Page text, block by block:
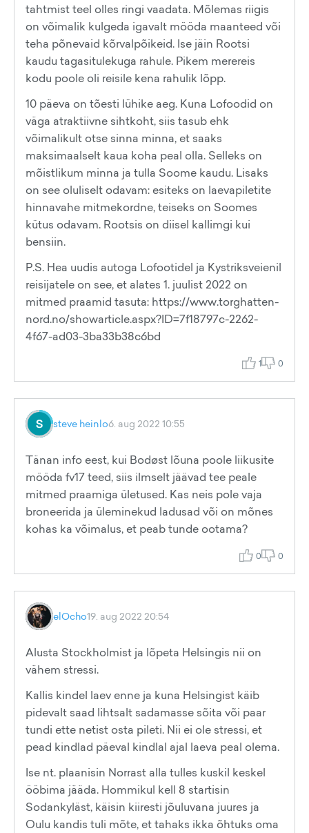
tahtmist teel olles ringi vaadata. Mõlemas riigis
on võimalik kulgeda igavalt mööda maanteed või
teha põnevaid kõrvalpõikeid. Ise jäin Rootsi
kaudu tagasitulekuga rahule. Pikem merereis
kodu poole oli reisile kena rahulik lõpp.
10 päeva on tõesti lühike aeg. Kuna Lofoodid on
väga atraktiivne sihtkoht, siis tasub ehk
võimalikult otse sinna minna, et saaks
maksimaalselt kaua koha peal olla. Selleks on
mõistlikum minna ja tulla Soome kaudu. Lisaks
on see oluliselt odavam: esiteks on laevapiletite
hinnavahe mitmekordne, teiseks on Soomes
kütus odavam. Rootsis on diisel kallimgi kui
bensiin.
P.S. Hea uudis autoga Lofootidel ja Kystriksveienil
reisijatele on see, et alates 1. juulist 2022 on
mitmed praamid tasuta: https://www.torghatten-
nord.no/showarticle.aspx?ID=7f18797c-2262-
4f67-ad03-3ba33b38c6bd
1 0
steve heinlo6. aug 2022 10:55
Tänan info eest, kui Bodøst lõuna poole liikusite
mööda fv17 teed, siis ilmselt jäävad tee peale
mitmed praamiga ületused. Kas neis pole vaja
broneerida ja üleminekud ladusad või on mõnes
kohas ka võimalus, et peab tunde ootama?
0 0
elOcho19. aug 2022 20:54
Alusta Stockholmist ja lõpeta Helsingis nii on
vähem stressi.
Kallis kindel laev enne ja kuna Helsingist käib
pidevalt saad lihtsalt sadamasse sõita või paar
tundi ette netist osta pileti. Nii ei ole stressi, et
pead kindlad päeval kindlal ajal laeva peal olema.
Ise nt. plaanisin Norrast alla tulles kuskil keskel
ööbima jääda. Hommikul kell 8 startisin
Sodankyläst, käisin kiiresti jõuluvana juures ja
Oulu kandis tuli mõte, et tahaks ikka õhtuks oma